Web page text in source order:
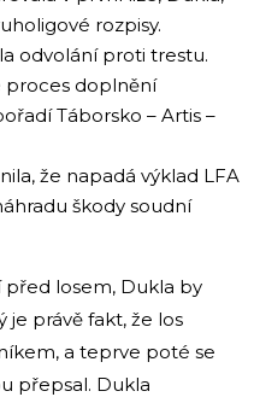
rozpisy.
odvolání proti trestu.
proces doplnění
Táborsko – Artis –
že napadá výklad LFA
škody soudní
před losem, Dukla by
je právě fakt, že los
a teprve poté se
přepsal. Dukla